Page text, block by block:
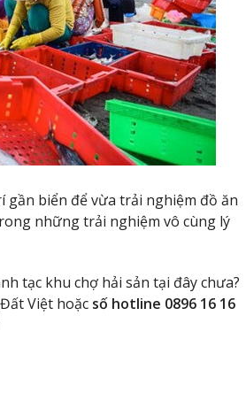
gần biển để vừa trải nghiệm đồ ăn
những trải nghiệm vô cùng lý
tạc khu chợ hải sản tại đây chưa?
Đất Việt hoặc số hotline 0896 16 16